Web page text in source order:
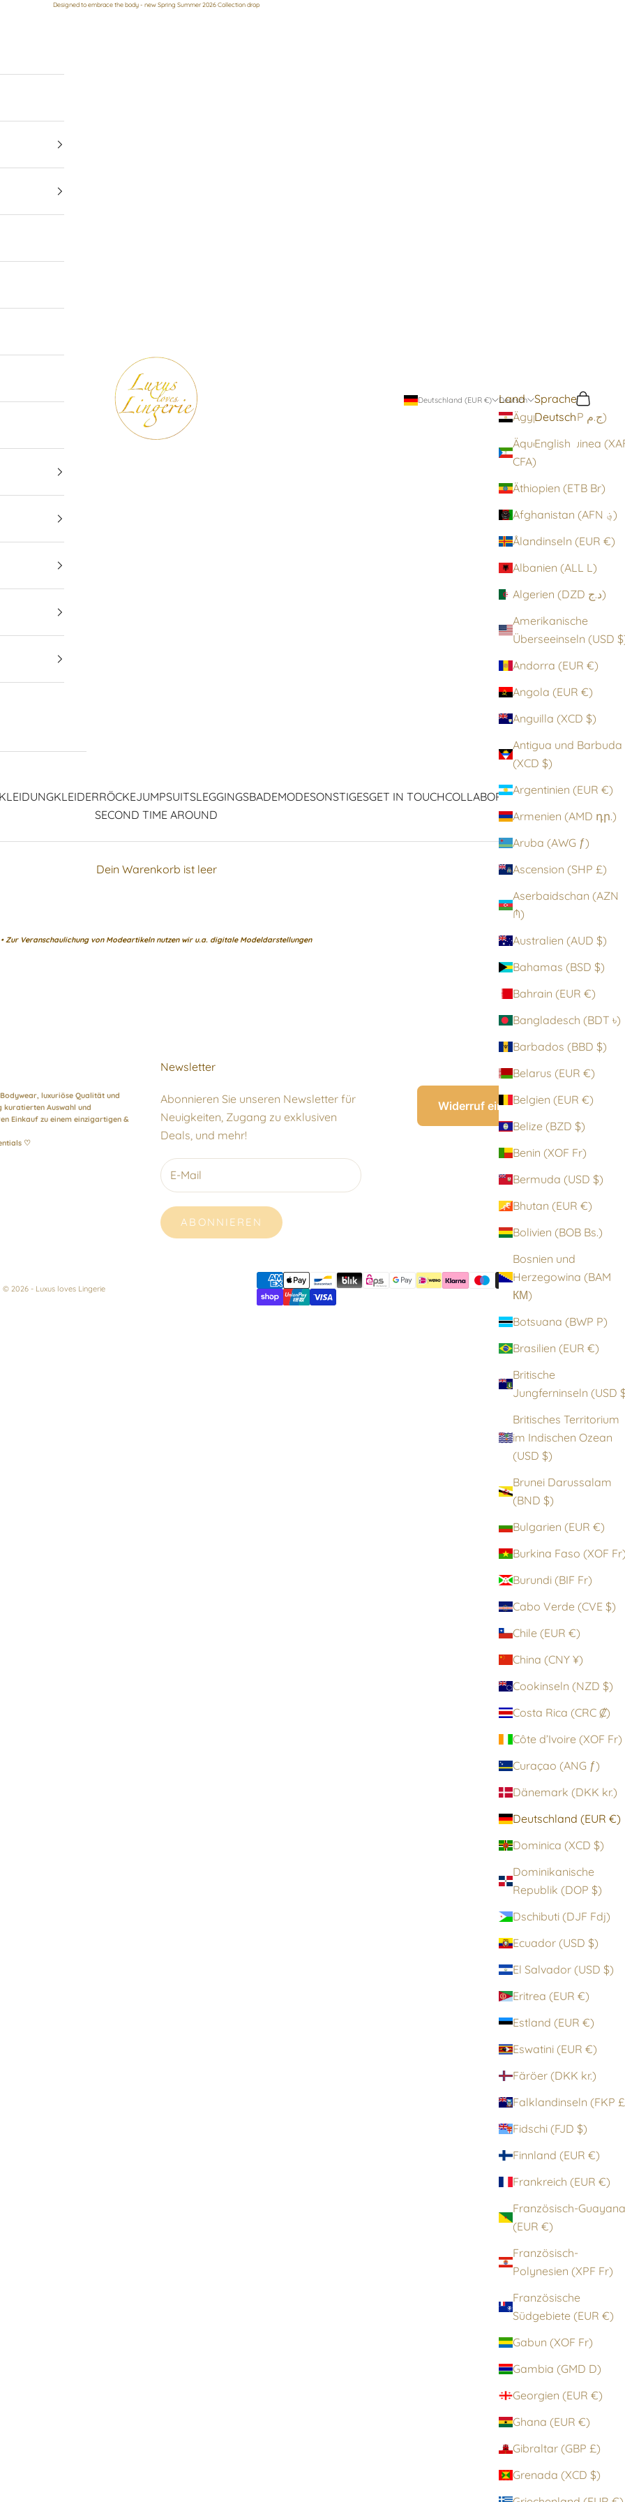
Designed to embrace the body - new Spring Summer 2026 Collection drop
Luxus loves Lingerie
KLEIDERRÖCKEJUMPSUITSLEGGINGSBADEMODESONSTIGESGET IN TOUCHCOLLABORATIONENICONS
SECOND TIME AROUND
Deutschland (EUR €)
Land
Ägypten (EGP ج.م)
Äquatorialguinea
CFA)
Äthiopien (ETB Br)
Afghanistan (AFN ؋)
Ålandinseln (EUR €)
Albanien (ALL L)
Algerien (DZD د.ج)
Amerikanische
Andorra (EUR €)
Angola (EUR €)
Anguilla (XCD $)
Antigua und Barbuda
(XCD $)
Argentinien (EUR €)
Armenien (AMD դր.)
Aruba (AWG ƒ)
Ascension (SHP £)
Aserbaidschan (AZN
₼)
Australien (AUD $)
Bahamas (BSD $)
Bahrain (EUR €)
Bangladesch (BDT ৳)
Barbados (BBD $)
Belarus (EUR €)
Belgien (EUR €)
Belize (BZD $)
Benin (XOF Fr)
Bermuda (USD $)
Bhutan (EUR €)
Bolivien (BOB Bs.)
Bosnien und
Herzegowina (BAM
КМ)
Botsuana (BWP P)
Brasilien (EUR €)
Britische
Britisches Territorium
im Indischen Ozean
(USD $)
Brunei Darussalam
(BND $)
Bulgarien (EUR €)
Burkina Faso
Burundi (BIF Fr)
Cabo Verde (CVE $)
Chile (EUR €)
China (CNY ¥)
Cookinseln (NZD $)
Costa Rica (CRC ₡)
Côte d’Ivoire (XOF Fr)
Curaçao (ANG ƒ)
Dänemark (DKK kr.)
Deutschland (EUR €)
Dominica (XCD $)
Dominikanische
Republik (DOP $)
Dschibuti (DJF Fdj)
Ecuador (USD $)
El Salvador (USD $)
Eritrea (EUR €)
Estland (EUR €)
Eswatini (EUR €)
Färöer (DKK kr.)
Fidschi (FJD $)
Finnland (EUR €)
Frankreich (EUR €)
Französisch-Guayana
(EUR €)
Französisch-
Polynesien (XPF Fr)
Französische
Südgebiete (EUR €)
Gabun (XOF Fr)
Gambia (GMD D)
Georgien (EUR €)
Ghana (EUR €)
Gibraltar (GBP £)
Grenada (XCD $)
Deutsch
Sprache
Deutsch
English
Suchen
Dein Warenkorb ist leer
• Zur Veranschaulichung von Modeartikeln nutzen wir u.a. digitale Modeldarstellungen
luxuriöse Qualität und
Auswahl und
Einkauf zu einem einzigartigen &
♡
Newsletter
Abonnieren Sie unseren Newsletter für
Neuigkeiten, Zugang zu exklusiven
Deals, und mehr!
ABONNIEREN
Widerruf einreichen
© 2026 - Luxus loves Lingerie